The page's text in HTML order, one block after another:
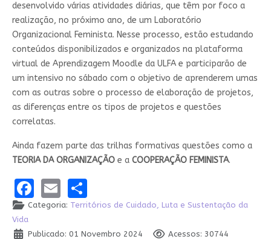
desenvolvido várias atividades diárias, que têm por foco a
realização, no próximo ano, de um Laboratório
Organizacional Feminista. Nesse processo, estão estudando
conteúdos disponibilizados e organizados na plataforma
virtual de Aprendizagem Moodle da ULFA e participarão de
um intensivo no sábado com o objetivo de aprenderem umas
com as outras sobre o processo de elaboração de projetos,
as diferenças entre os tipos de projetos e questões
correlatas.
Ainda fazem parte das trilhas formativas questões como a
TEORIA DA ORGANIZAÇÃOe aCOOPERAÇÃO FEMINISTA.
Facebook
EmailShare
Categoria: Territórios de Cuidado, Luta e Sustentação da
Vida
Publicado: 01 Novembro 2024
Acessos: 30744